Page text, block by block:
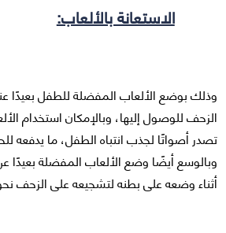
الاستعانة بالألعاب:
وذلك بوضع الألعاب المفضلة للطفل بعيدًا
الزحف للوصول إليها، وبالإمكان استخدام
تصدر أصواتًا لجذب انتباه الطفل، ما يدفعه
وبالوسع أيضًا وضع الألعاب المفضلة بعيدًا
أثناء وضعه على بطنه لتشجيعه على الزحف